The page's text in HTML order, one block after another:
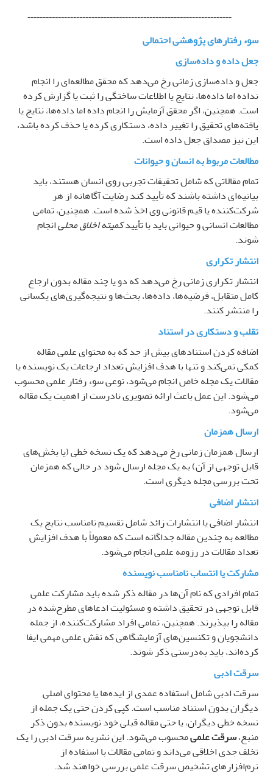
-------------------------------------------------------------------
سوء رفتارهای پژوهشی احتمالی
جعل داده و دادهسازی
جعل و داده‌سازی زمانی رخ می‌دهد که محقق مطالعه‌ای را انجام
نداده اما داده‌ها، نتایج یا اطلاعات ساختگی را ثبت یا گزارش کرده
است. همچنین، اگر محقق آزمایش را انجام داده اما داده‌ها، نتایج یا
یافته‌های تحقیق را تغییر داده، دستکاری کرده یا حذف کرده باشد،
این نیز مصداق جعل داده است.
مطالعات مربوط به انسان و حیوانات
تمام مقالاتی که شامل تحقیقات تجربی روی انسان هستند، باید
بیانیه‌ای داشته باشند که تأیید کندرضایت آگاهانه از هر
شرکت‌کننده یا قیم قانونی وی اخذ شده است. همچنین، تمامی
مطالعات انسانی و حیوانی باید با تأییدکمیته اخلاق محلیانجام
شوند.
انتشار تکراری
انتشار تکراری زمانی رخ می‌دهد که دو یا چند مقاله بدون ارجاع
کامل متقابل، فرضیه‌ها، داده‌ها، بحث‌ها و نتیجه‌گیری‌های یکسانی
را منتشر کنند.
تقلب و دستکاری در استناد
اضافه کردن استنادهای بیش از حد که به محتوای علمی مقاله
کمکی نمی‌کند و تنها با هدف افزایش تعداد ارجاعات یک نویسنده یا
مقالات یک مجله خاص انجام می‌شود، نوعی سوء رفتار علمی محسوب
می‌شود. این عمل باعث ارائه تصویری نادرست از اهمیت یک مقاله
می‌شود.
ارسال همزمان
ارسال همزمان زمانی رخ می‌دهد که یک نسخه خطی (یا بخش‌های
قابل توجهی از آن) به یک مجله ارسال شود در حالی که همزمان
تحت بررسی مجله دیگری است.
انتشار اضافی
انتشار اضافی یا انتشارات زائد شامل تقسیم نامناسب نتایج یک
مطالعه به چندین مقاله جداگانه است که معمولاً با هدف افزایش
تعداد مقالات در رزومه علمی انجام می‌شود.
مشارکت یا انتساب نامناسب نویسنده
تمام افرادی که نام آن‌ها در مقاله ذکر شده باید مشارکت علمی
قابل توجهی در تحقیق داشته و مسئولیت ادعاهای مطرح‌شده در
مقاله را بپذیرند. همچنین، تمامی افراد مشارکت‌کننده، از جمله
دانشجویان و تکنسین‌های آزمایشگاهی که نقش علمی مهمی ایفا
کرده‌اند، باید به‌درستی ذکر شوند.
سرقت ادبی
سرقت ادبی شامل استفاده عمدی از ایده‌ها یا محتوای اصلی
دیگران بدون استناد مناسب است. کپی کردن حتی یک جمله از
نسخه خطی دیگران، یا حتی مقاله قبلی خود نویسنده بدون ذکر
منبع،سرقت علمیمحسوب می‌شود. این نشریه سرقت ادبی را یک
تخلف جدی اخلاقی می‌داند و تمامی مقالات با استفاده از
نرم‌افزارهای تشخیص سرقت علمی بررسی خواهند شد.